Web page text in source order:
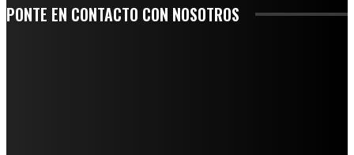
PONTE EN CONTACTO CON NOSOTROS